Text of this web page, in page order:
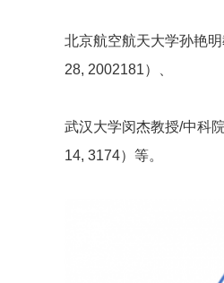
北京航空航天大学孙艳
28, 2002181）、
武汉大学闵杰教授/中科
14, 3174）等。